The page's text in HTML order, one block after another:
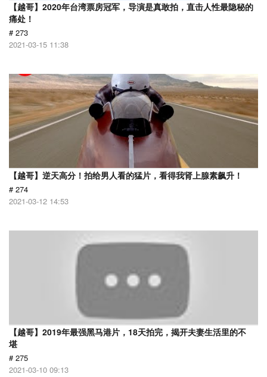
【越哥】2020年台湾票房冠军，导演是真敢拍，直击人性最隐秘的
痛处！
# 273
2021-03-15 11:38
【越哥】逆天高分！拍给男人看的猛片，看得我肾上腺素飙升！
# 274
2021-03-12 14:53
【越哥】2019年最强黑马港片，18天拍完，揭开夫妻生活里的不
堪
# 275
2021-03-10 09:13